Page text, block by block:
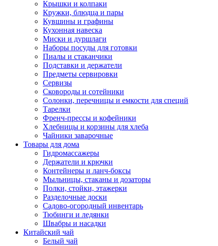
Крышки и колпаки
Кружки, блюдца и пары
Кувшины и графины
Кухонная навеска
Миски и дуршлаги
Наборы посуды для готовки
Пиалы и стаканчики
Подставки и держатели
Предметы сервировки
Сервизы
Сковороды и сотейники
Солонки, перечницы и емкости для специй
Тарелки
Френч-прессы и кофейники
Хлебницы и корзины для хлеба
Чайники заварочные
Товары для дома
Гидромассажеры
Держатели и крючки
Контейнеры и ланч-боксы
Мыльницы, стаканы и дозаторы
Полки, стойки, этажерки
Разделочные доски
Садово-огородный инвентарь
Тюбинги и ледянки
Швабры и насадки
Китайский чай
Белый чай